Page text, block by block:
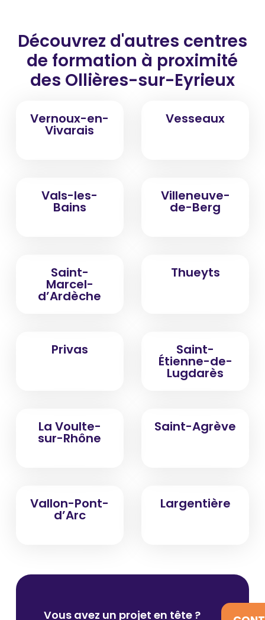
Découvrez d'autres centres
de formation à proximité
des Ollières-sur-Eyrieux
Vernoux-en-
Vivarais
Vesseaux
Vals-les-
Bains
Villeneuve-
de-Berg
Saint-
Marcel-
d’Ardèche
Thueyts
Privas Saint-
Étienne-de-
Lugdarès
La Voulte-
sur-Rhône
Saint-Agrève
Vallon-Pont-
d’Arc
Largentière
Vous avez un projet en tête ?